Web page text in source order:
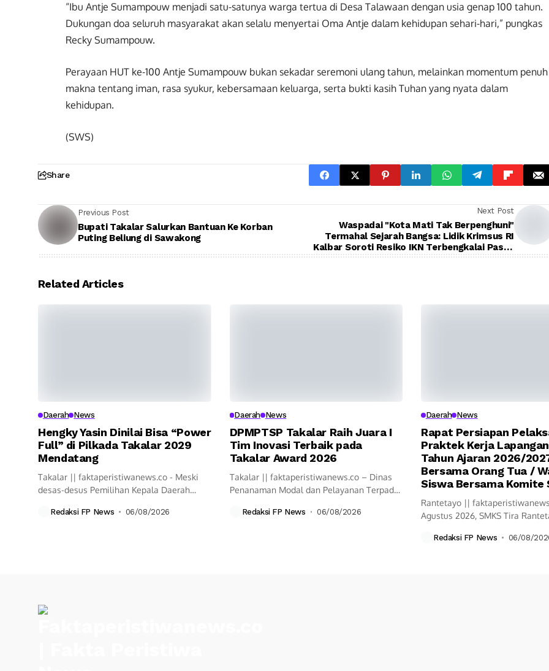
“Ibu Antje Sumampouw menjadi satu-satunya warga tertua di Desa Talawaan dengan usia genap 100 tahun.
Dukungan doa seluruh masyarakat akan selalu menyertai Oma Antje dalam kehidupan sehari-hari,” pungkas
Recky Sumampouw.
Perayaan HUT ke-100 Antje Sumampouw bukan sekadar seremoni ulang tahun, melainkan momentum penuh
makna tentang iman, rasa syukur, kebersamaan keluarga, serta bukti kasih Tuhan yang nyata dalam
kehidupan.
(SWS)
Share
Previous Post
Bupati Takalar Salurkan Bantuan Ke Korban
Puting Beliung di Sawakong
Next Post
Waspadai "Kota Mati Tak Berpenghuni"
Termahal Sejarah Bangsa: Lidik Krimsus RI
Kalbar Soroti Resiko IKN Terbengkalai Pasca
Related Articles
Daerah News
Hengky Yasin Dinilai Bisa “Power
Full” di Pilkada Takalar 2029
Mendatang
Takalar || faktaperistiwanews.co - Meski
desas-desus Pemilihan Kepala Daerah
Redaksi FP News 06/08/2026
Daerah News
DPMPTSP Takalar Raih Juara I
Tim Inovasi Terbaik pada
Takalar Award 2026
Takalar || faktaperistiwanews.co – Dinas
Penanaman Modal dan Pelayanan Terpadu
Redaksi FP News 06/08/2026
Daerah News
Rapat Persiapan
Praktek Kerja
Tahun Ajaran 2026/
Bersama Orang Tua /
Siswa Bersama Komite
Rantetayo ||
Agustus 2026, SMKS Tira
Redaksi FP News 06/08/